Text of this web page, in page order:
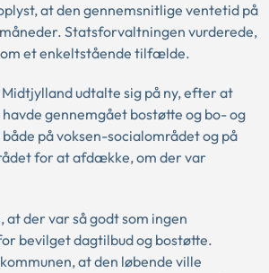
at den gennemsnitlige ventetid på
Statsforvaltningen vurderede,
et enkeltstående tilfælde.
udtalte sig på ny, efter at
gennemgået bostøtte og bo- og
på voksen-socialområdet og på
for at afdække, om der var
at der var så godt som ingen
bevilget dagtilbud og bostøtte.
at den løbende ville